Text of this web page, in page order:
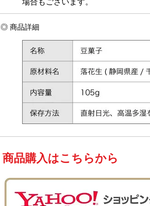
場合もございます。
​◎ 商品詳細
​商品購入はこちらから